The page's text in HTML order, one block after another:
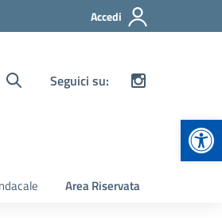
Accedi
Seguici su:
Area Riservata